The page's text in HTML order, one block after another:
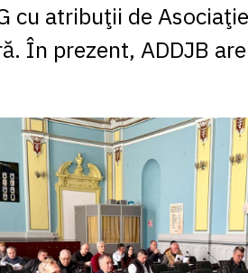
cu atribuţii de
În prezent, ADDJB